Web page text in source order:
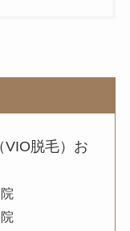
VIO脱毛）お
院
院